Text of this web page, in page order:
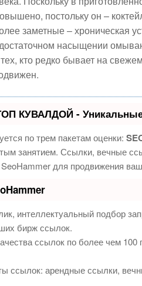
постольку он –
заметные – хроническая
насыщении
кто редко бывает на
КУВАЛДОЙ - Уникальные
по трем пакетам оценки:
занятием. Ссылки, вечные
для продвижения
интеллектуальный подбор
бирж ссылок.
ссылок по более чем
ссылок: арендные ссылки,